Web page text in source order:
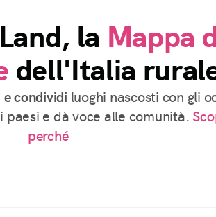
la Mappa
dell'Italia
condividi luoghi nascosti con gli
paesi e dà voce alle comunità.
perché